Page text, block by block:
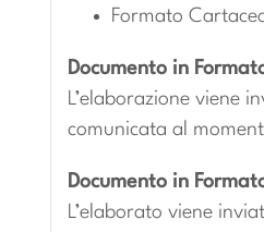
Formato
Documento in
L’elaborazione viene
comunicata al
Documento in
L’elaborato viene